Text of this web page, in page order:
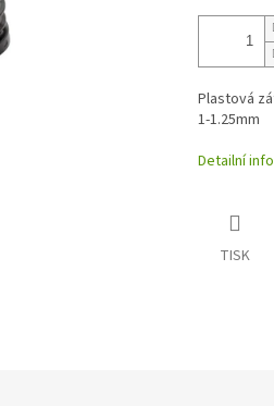
Plastová
1-1.25mm
Detailní
TISK